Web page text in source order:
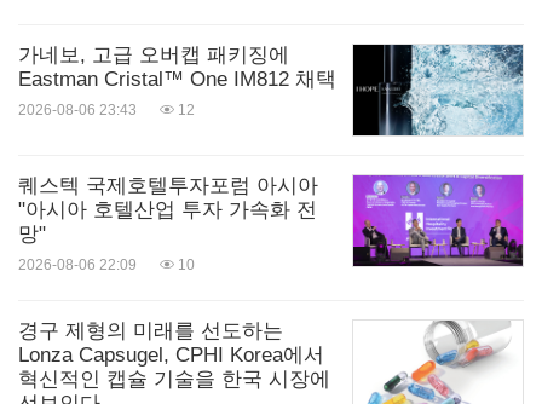
직원이 전 세계 100여 개국에서 고객을 위해 일하고
있다. 로크웰 오토메이션의 커넥티드 엔터프라이즈
(The Connected Enterprise) 비전에 대한 더 자세한
사항은 웹사이트www.rockwellautomation.com에서
확인할 수 있다.
관련 링크:
키워드: 컴퓨터 소프트웨어 컴퓨터/전자제품
인터넷
기술
가네보, 고급 오버캡 패키징에
Eastman Cristal™ One IM812 채택
2026-08-06 23:43 12
퀘스텍 국제호텔투자포럼 아시아
"아시아 호텔산업 투자 가속화 전
망"
2026-08-06 22:09 10
경구 제형의 미래를 선도하는
Lonza Capsugel, CPHI Korea에서
혁신적인 캡슐 기술을 한국 시장에